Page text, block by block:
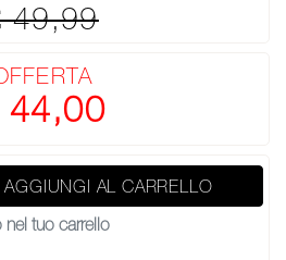
49,99
44,00
AGGIUNGI AL CARRELLO
nel tuo carrello